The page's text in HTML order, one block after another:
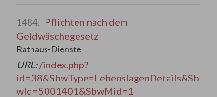
1484. Pflichten nach dem
Geldwäschegesetz
Rathaus-Dienste
URL:/index.php?
id=38&SbwType=LebenslagenDetails&Sb
wId=5001401&SbwMid=1